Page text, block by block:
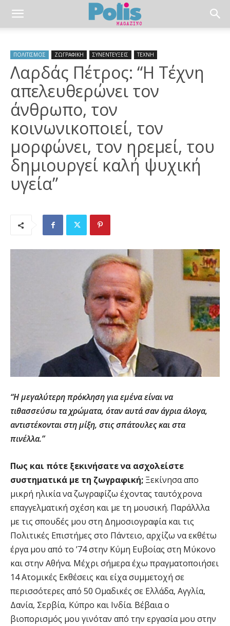
ΠΟΛΙΤΙΣΜΟΣ ΖΩΓΡΑΦΙΚΗ ΣΥΝΕΝΤΕΥΞΕΙΣ ΤΕΧΝΗ
Λαρδάς Πέτρος: “Η Τέχνη
απελευθερώνει τον
άνθρωπο, τον
κοινωνικοποιεί, τον
μορφώνει, τον ηρεμεί, του
δημιουργεί καλή ψυχική
υγεία”
“Η μεγαλύτερη πρόκληση για εμένα είναι να
τιθασσεύσω τα χρώματα, όταν αυτά σαν άγρια άλογα,
αντιστέκονται στη μίξη, στις σπάτουλες και στα
πινέλλα.”
Πως και πότε ξεκινήσατε να ασχολείστε
συστηματικά με τη ζωγραφική; Ξεκίνησα απο
μικρή ηλικία να ζωγραφίζω έχοντας ταυτόχρονα
επαγγελματική σχέση και με τη μουσική. Παράλλλα
με τις σπουδές μου στη Δημοσιογραφία και τις
Πολιτικές Επιστήμες στο Πάντειο, αρχίζω να εκθέτω
έργα μου από το ’74 στην Κύμη Ευβοίας στη Μύκονο
και στην Αθήνα. Μέχρι σήμερα έχω πραγματοποιήσει
14 Ατομικές Εκθέσεις και είχα συμμετοχή σε
περισσότερες από 50 Ομαδικές σε Ελλάδα, Αγγλία,
Δανία, Σερβία, Κύπρο και Ινδία. Βέβαια ο
βιοπορισμός μου γινόταν από την εργασία μου στην